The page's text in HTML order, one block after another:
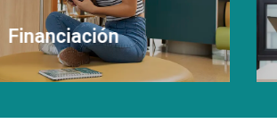
Financiación